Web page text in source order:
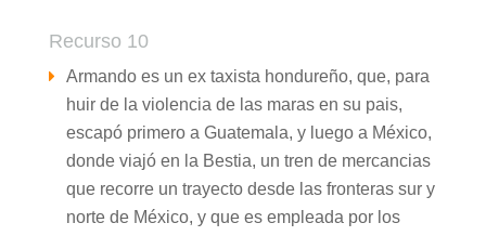
Recurso 10
Armando es un ex taxista hondureño, que, para
huir de la violencia de las maras en su pais,
escapó primero a Guatemala, y luego a México,
donde viajó en la Bestia, un tren de mercancias
que recorre un trayecto desde las fronteras sur y
norte de México, y que es empleada por los